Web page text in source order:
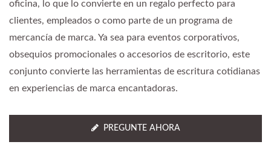
oficina, lo que lo convierte en un regalo perfecto para
clientes, empleados o como parte de un programa de
mercancía de marca. Ya sea para eventos corporativos,
obsequios promocionales o accesorios de escritorio, este
conjunto convierte las herramientas de escritura cotidianas
en experiencias de marca encantadoras.
PREGUNTE AHORA